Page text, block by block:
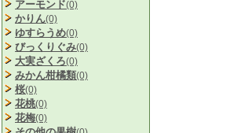
アーモンド(0)
かりん(0)
ゆすらうめ(0)
びっくりぐみ(0)
大実ざくろ(0)
みかん柑橘類(0)
桜(0)
花桃(0)
花梅(0)